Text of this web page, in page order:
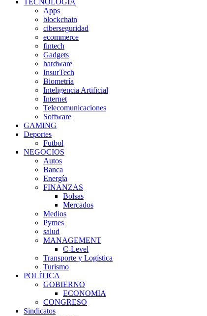
TECNOLOGÍA
Apps
blockchain
ciberseguridad
ecommerce
fintech
Gadgets
hardware
InsurTech
Biometría
Inteligencia Artificial
Internet
Telecomunicaciones
Software
GAMING
Deportes
Futbol
NEGOCIOS
Autos
Banca
Energía
FINANZAS
Bolsas
Mercados
Medios
Pymes
salud
MANAGEMENT
C-Level
Transporte y Logística
Turismo
POLÍTICA
GOBIERNO
ECONOMIA
CONGRESO
Sindicatos